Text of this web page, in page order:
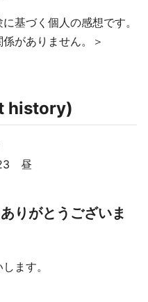
基づく個人の感想です。
がありません。＞
history)
昼
りがとうございま
ます。